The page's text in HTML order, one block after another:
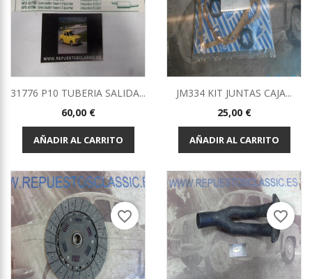
31776 P10 TUBERIA SALIDA...
Precio
60,00 €
AÑADIR AL CARRITO
JM334 KIT JUNTAS CAJA...
Precio
25,00 €
AÑADIR AL CARRITO
favorite_border favorite_border